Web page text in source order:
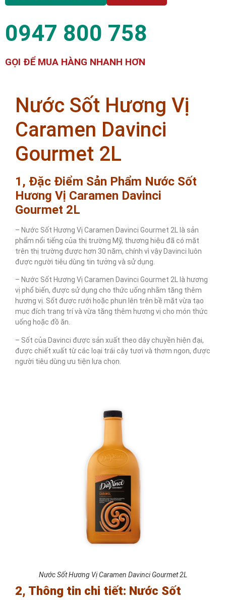
0947 800 758
GỌI ĐỂ MUA HÀNG NHANH HƠN
Nước Sốt Hương Vị
Caramen Davinci
Gourmet 2L
1, Đặc Điểm Sản Phẩm Nước Sốt
Hương Vị Caramen Davinci
Gourmet 2L
– Nước Sốt Hương Vị Caramen Davinci Gourmet 2L là sản
phẩm nổi tiếng của thị trường Mỹ, thương hiệu đã có mặt
trên thị trường được hơn 30 năm, chính vì vậy Davinci luôn
được người tiêu dùng tin tưởng và sử dụng.
– Nước Sốt Hương Vị Caramen Davinci Gourmet 2L là hương
vị phổ biến, được sử dụng cho thức uống nhằm tăng thêm
hương vị. Sốt được rưới hoặc phun lên trên bề mặt vừa tạo
mục đích trang trí và vừa tăng thêm hương vị cho món thức
uống hoặc đồ ăn.
– Sốt của Davinci được sản xuất theo dây chuyền hiện đại,
được chiết xuất từ các loại trái cây tươi và thơm ngon, được
người tiêu dùng ưu tiện lựa chọn.
Nước Sốt Hương Vị Caramen Davinci Gourmet 2L
2, Thông tin chi tiết: Nước Sốt